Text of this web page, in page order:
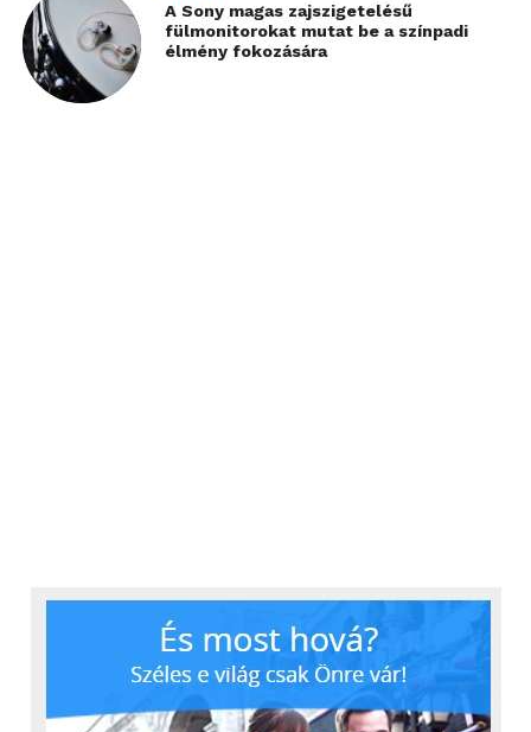
A Sony magas zajszigetelésű
fülmonitorokat mutat be a színpadi
élmény fokozására